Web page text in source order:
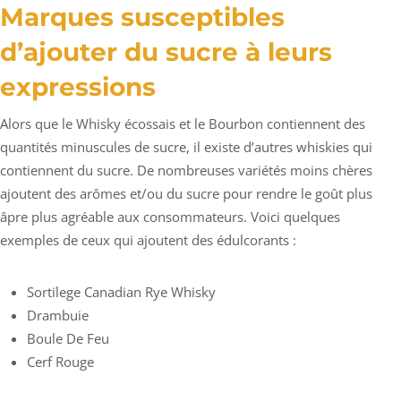
Marques susceptibles
d’ajouter du sucre à leurs
expressions
Alors que le Whisky écossais et le Bourbon contiennent des
quantités minuscules de sucre, il existe d’autres whiskies qui
contiennent du sucre. De nombreuses variétés moins chères
ajoutent des arômes et/ou du sucre pour rendre le goût plus
âpre plus agréable aux consommateurs. Voici quelques
exemples de ceux qui ajoutent des édulcorants :
Sortilege Canadian Rye Whisky
Drambuie
Boule De Feu
Cerf Rouge